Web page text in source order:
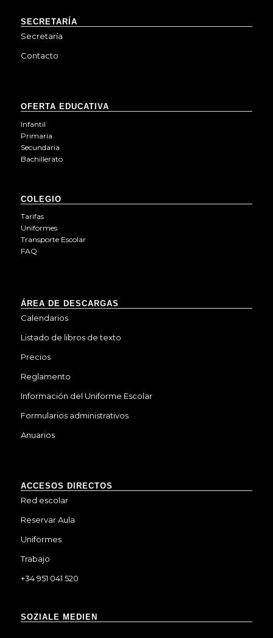
SECRETARÍA
Secretaría
Contacto
OFERTA EDUCATIVA
Infantil
Primaria
Secundaria
Bachillerato
COLEGIO
Tarifas
Uniformes
Transporte Escolar
FAQ
ÁREA DE DESCARGAS
Calendarios
Listado de libros de texto
Precios
Reglamento
Información del Uniforme Escolar
Formularios administrativos
Anuarios
ACCESOS DIRECTOS
Red escolar
Reservar Aula
Uniformes
Trabajo
+34 951 041 520
SOZIALE MEDIEN